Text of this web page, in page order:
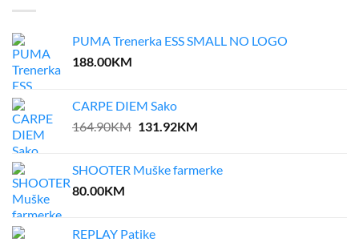
PUMA Trenerka ESS SMALL NO LOGO
188.00KM
CARPE DIEM Sako
164.90KM Original
164.90KM.
131.92KMCurrent
131.92KM.
SHOOTER Muške farmerke
80.00KM
REPLAY Patike